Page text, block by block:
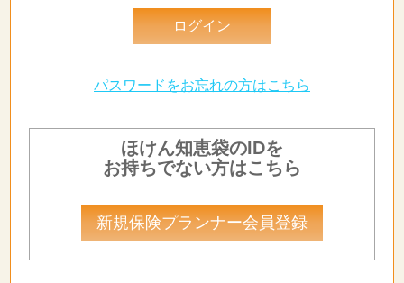
パスワードをお忘れの方はこちら
ほけん知恵袋のIDを
お持ちでない方はこちら
新規保険プランナー会員登録